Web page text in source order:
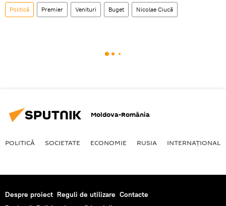
Politică Premier Venituri Buget Nicolae Ciucă
Moldova-România
POLITICĂ SOCIETATE ECONOMIE RUSIA INTERNAŢIONAL
Despre proiect Reguli de utilizare Contacte